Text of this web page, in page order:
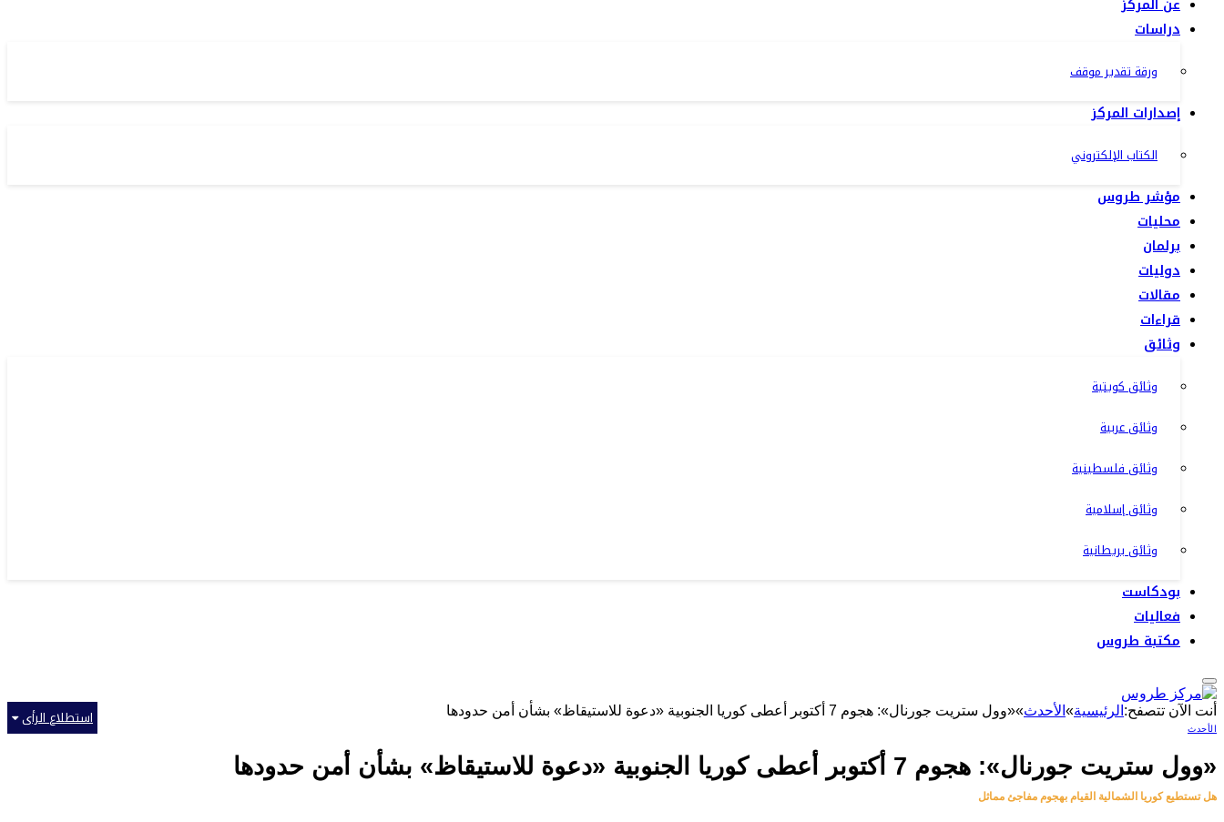
عن المركز
دراسات
ورقة تقدير موقف
إصدارات المركز
الكتاب الإلكتروني
مؤشر طروس
محليات
برلمان
دوليات
مقالات
قراءات
وثائق
وثائق كويتية
وثائق عربية
وثائق فلسطينية
وثائق إسلامية
وثائق بريطانية
بودكاست
فعاليات
مكتبة طروس
استطلاع الرأى أنت الآن تتصفح: الرئيسية» الأحدث»«وول ستريت جورنال»: هجوم 7 أكتوبر أعطى كوريا الجنوبية «دعوة للاستيقاظ» بشأن أمن حدودها
الأحدث
«وول ستريت جورنال»: هجوم 7 أكتوبر أعطى كوريا الجنوبية «دعوة للاستيقاظ» بشأن أمن حدودها
هل تستطيع كوريا الشمالية القيام بهجوم مفاجئ مماثل